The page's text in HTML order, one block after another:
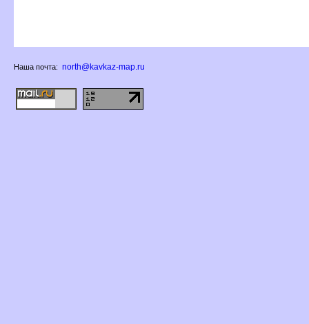
Наша почта: north@kavkaz-map.ru